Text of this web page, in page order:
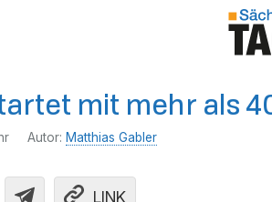
mit mehr als
Autor: Matthias Gabler
LINK